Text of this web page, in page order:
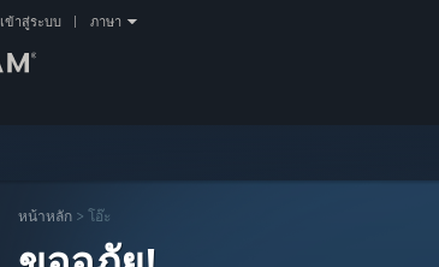
เข้าสู่ระบบ ภาษา
หน้าหลัก > โอ๊ะ